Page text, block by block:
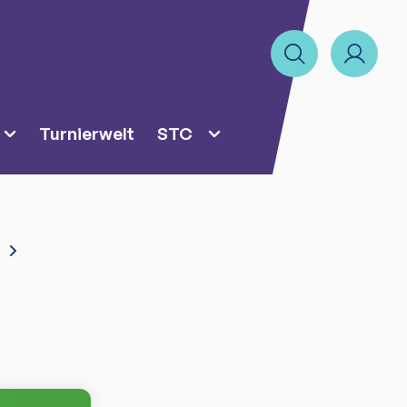
Turnierwelt STC